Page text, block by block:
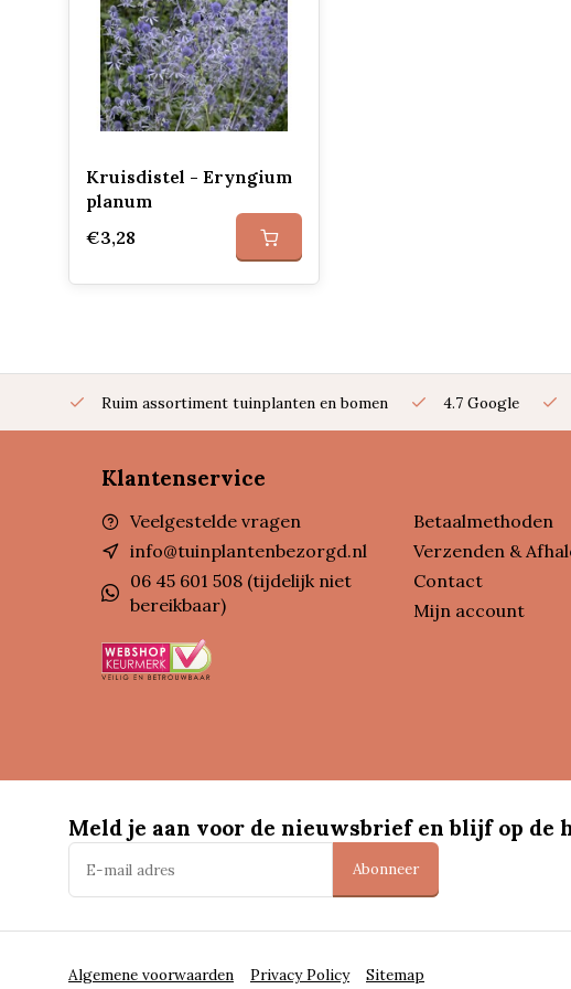
Kruisdistel - Eryngium
planum
€3,28
Ruim assortiment tuinplanten en bomen 4.7 Google
Klantenservice
Veelgestelde vragen
info@tuinplantenbezorgd.nl
06 45 601 508 (tijdelijk niet
bereikbaar)
Betaalmethoden
Verzenden &
Contact
Mijn account
Meld je aan voor de nieuwsbrief en blijf op de
Abonneer
Algemene voorwaarden Privacy Policy Sitemap